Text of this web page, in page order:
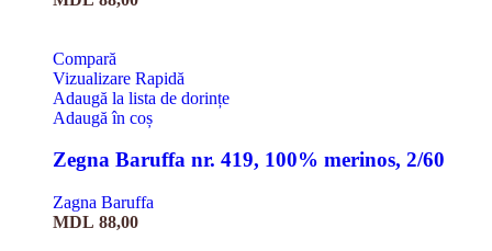
Compară
Vizualizare Rapidă
Adaugă la lista de dorințe
Adaugă în coș
Zegna Baruffa nr. 419, 100% merinos, 2/60
Zagna Baruffa
MDL 88,00